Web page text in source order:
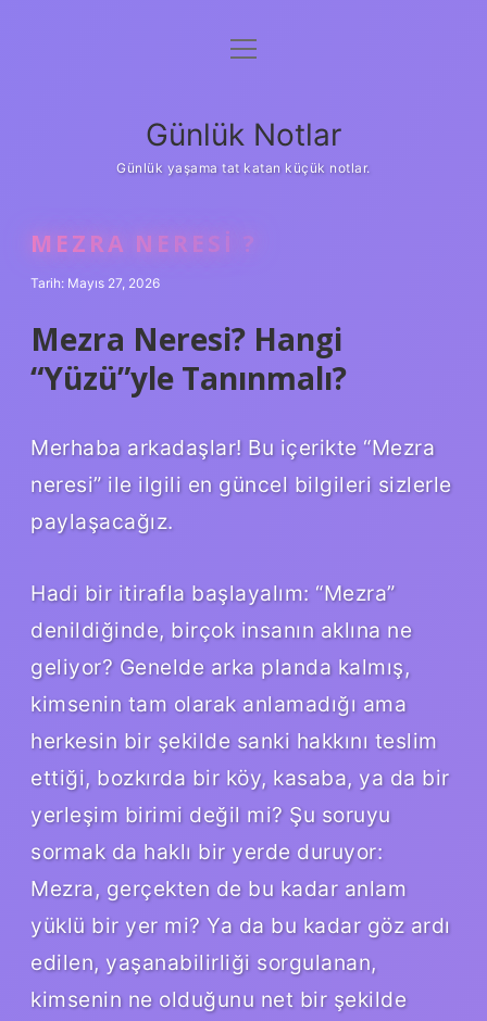
Anasayfa
Yasal Uyarı
menüyü
Günlük Notlar
Günlük yaşama tat katan küçük notlar.
MEZRA NERESI ?
Tarih: Mayıs 27, 2026
Mezra Neresi? Hangi
“Yüzü”yle Tanınmalı?
Merhaba arkadaşlar! Bu içerikte “Mezra
neresi” ile ilgili en güncel bilgileri sizlerle
paylaşacağız.
Hadi bir itirafla başlayalım: “Mezra”
denildiğinde, birçok insanın aklına ne
geliyor? Genelde arka planda kalmış,
kimsenin tam olarak anlamadığı ama
herkesin bir şekilde sanki hakkını teslim
ettiği, bozkırda bir köy, kasaba, ya da bir
yerleşim birimi değil mi? Şu soruyu
sormak da haklı bir yerde duruyor:
Mezra, gerçekten de bu kadar anlam
yüklü bir yer mi? Ya da bu kadar göz ardı
edilen, yaşanabilirliği sorgulanan,
kimsenin ne olduğunu net bir şekilde